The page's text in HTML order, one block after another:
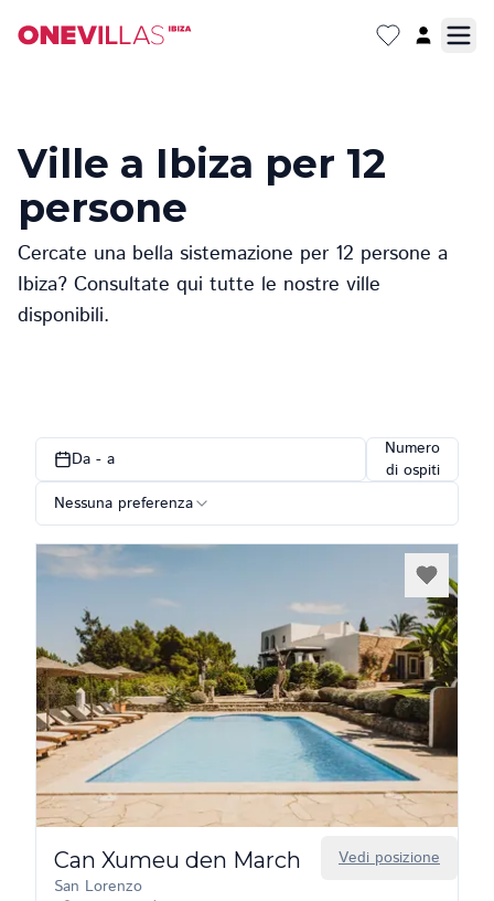
Ville a Ibiza per 12
persone
Cercate una bella sistemazione per 12 persone a
Ibiza? Consultate qui tutte le nostre ville
disponibili.
Da - a
Numero
di ospiti
Nessuna preferenza
Vedi posizione
Can Xumeu den March
San Lorenzo